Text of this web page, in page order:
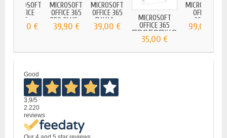
MICROSOFT
OFFICE
365...
56,90 €
MICROSOFT
OFFICE 365
PRO PLUS...
39,90 €
MICROSOFT
OFFICE 365
ΟΙΚΙΑ -
PC...
39,00 €
MICROSOFT
OFFICE 365
ΠΡΟΣΩΠΙΚΟ
-...
35,00 €
MICROSOFT
OFFICE
365...
99,00 €
Good
3,9/5
2.220
reviews